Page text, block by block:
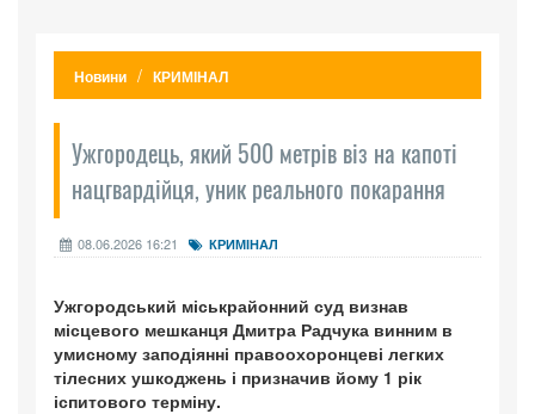
Новини КРИМІНАЛ
Ужгородець, який 500 метрів віз на капоті
нацгвардійця, уник реального покарання
08.06.2026 16:21 КРИМІНАЛ
Ужгородський міськрайонний суд визнав
місцевого мешканця Дмитра Радчука винним в
умисному заподіянні правоохоронцеві легких
тілесних ушкоджень і призначив йому 1 рік
іспитового терміну.